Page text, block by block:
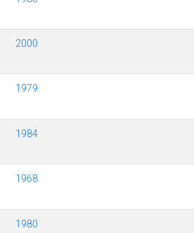
2000
1979
1984
1968
1980